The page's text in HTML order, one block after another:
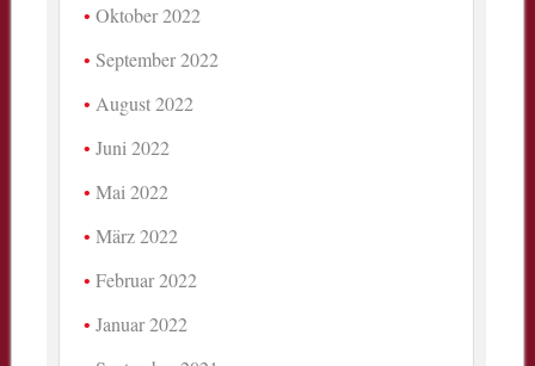
Oktober 2022
September 2022
August 2022
Juni 2022
Mai 2022
März 2022
Februar 2022
Januar 2022